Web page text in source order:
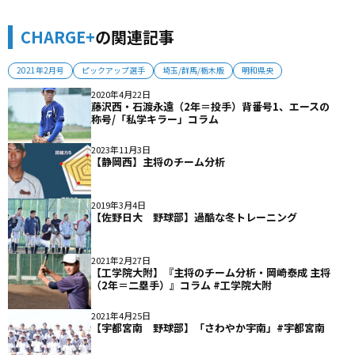
CHARGE+の関連記事
2021年2月号 ピックアップ選手 埼玉/群馬/栃木版 明和県央
2020年4月22日
藤沢西・石渡永遠（2年＝投手）背番号1、エースの
称号/「私学キラー」コラム
2023年11月3日
【静岡西】主将のチーム分析
2019年3月4日
【佐野日大 野球部】過酷な冬トレーニング
2021年2月27日
【工学院大附】『主将のチーム分析・岡崎泰成 主将
（2年＝二塁手）』コラム #工学院大附
2021年4月25日
【宇都宮南 野球部】「さわやか宇南」#宇都宮南